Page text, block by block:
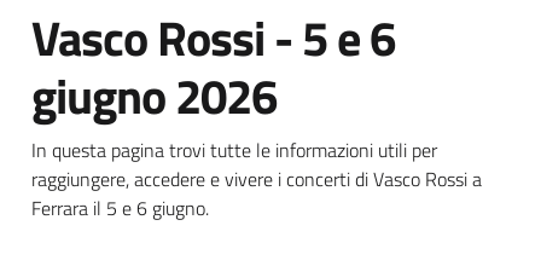
Vasco Rossi - 5 e 6
giugno 2026
In questa pagina trovi tutte le informazioni utili per
raggiungere, accedere e vivere i concerti di Vasco Rossi a
Ferrara il 5 e 6 giugno.